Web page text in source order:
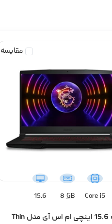
مقایسه
Core i5
8GB
15.6
لپ تاپ 15.6 اینچی ام اس آی مدل Thin